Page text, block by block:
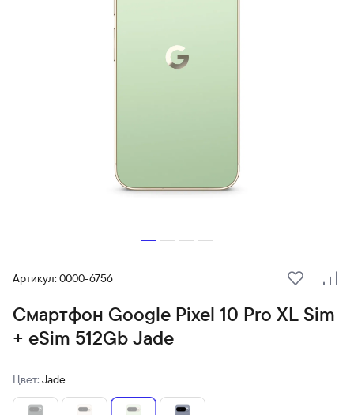
Артикул: 0000-6756
В
Смартфон Google Pixel 10 Pro XL Sim
+ eSim 512Gb Jade
Цвет: Jade